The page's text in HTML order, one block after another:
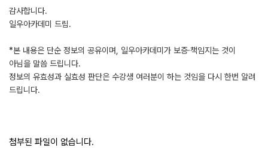
감사합니다.
일우아카데미 드림.
*본 내용은 단순 정보의 공유이며, 일우아카데미가 보증·책임지는 것이
아님을 말씀 드립니다.
정보의 유효성과 실효성 판단은 수강생 여러분이 하는 것임을 다시 한번 알려
드립니다.
첨부된 파일이 없습니다.